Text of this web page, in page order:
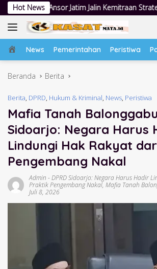
Langsung
ke
konten
Hot News
Kemitraan Strategis Perpajakan
Home
News Pemerintahan Peristiwa
Beranda Berita
Berita, DPRD, Hukum & Kriminal, News, Peristiwa
Mafia Tanah
Sidoarjo: Negara Harus
Lindungi Hak Rakyat
Pengembang Nakal
Admin -DPRD Sidoarjo: Negara Harus Hadir
Praktik Pengembang Nakal, Mafia Tanah
Juli 8, 2026